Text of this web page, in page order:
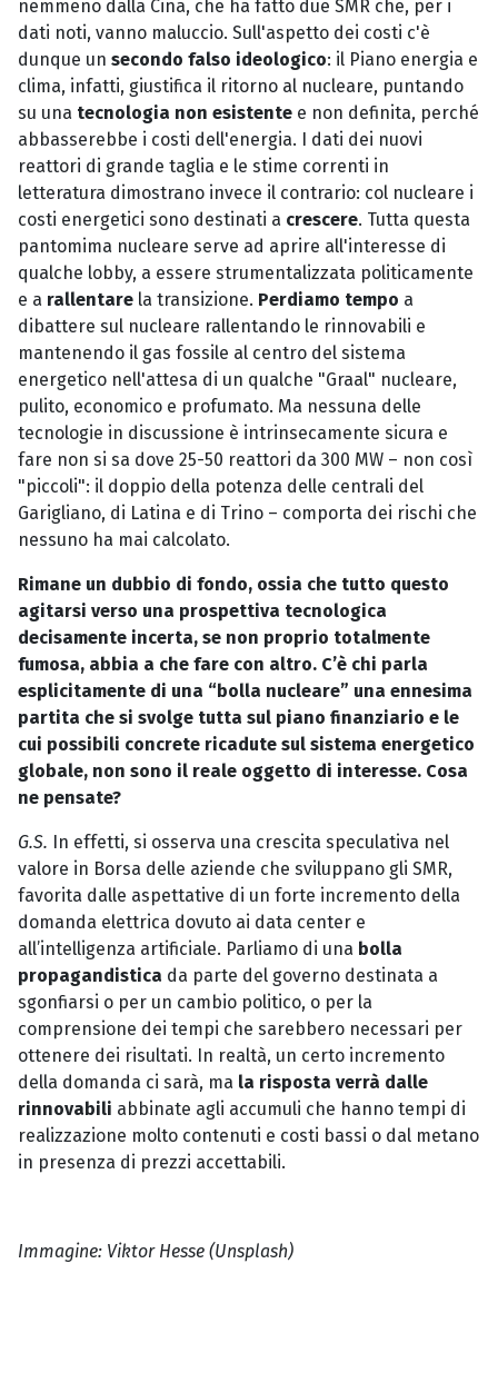
nemmeno dalla Cina, che ha fatto due SMR che, per i
dati noti, vanno maluccio. Sull'aspetto dei costi c'è
dunque un secondo falso ideologico: il Piano energia e
clima, infatti, giustifica il ritorno al nucleare, puntando
su una tecnologia non esistente e non definita, perché
abbasserebbe i costi dell'energia. I dati dei nuovi
reattori di grande taglia e le stime correnti in
letteratura dimostrano invece il contrario: col nucleare i
costi energetici sono destinati a crescere. Tutta questa
pantomima nucleare serve ad aprire all'interesse di
qualche lobby, a essere strumentalizzata politicamente
e a rallentare la transizione. Perdiamo tempo a
dibattere sul nucleare rallentando le rinnovabili e
mantenendo il gas fossile al centro del sistema
energetico nell'attesa di un qualche "Graal" nucleare,
pulito, economico e profumato. Ma nessuna delle
tecnologie in discussione è intrinsecamente sicura e
fare non si sa dove 25-50 reattori da 300 MW – non così
"piccoli": il doppio della potenza delle centrali del
Garigliano, di Latina e di Trino – comporta dei rischi che
nessuno ha mai calcolato.
Rimane un dubbio di fondo, ossia che tutto questo
agitarsi verso una prospettiva tecnologica
decisamente incerta, se non proprio totalmente
fumosa, abbia a che fare con altro. C’è chi parla
esplicitamente di una “bolla nucleare” una ennesima
partita che si svolge tutta sul piano finanziario e le
cui possibili concrete ricadute sul sistema energetico
globale, non sono il reale oggetto di interesse. Cosa
ne pensate?
G.S. In effetti, si osserva una crescita speculativa nel
valore in Borsa delle aziende che sviluppano gli SMR,
favorita dalle aspettative di un forte incremento della
domanda elettrica dovuto ai data center e
all’intelligenza artificiale. Parliamo di una bolla
propagandistica da parte del governo destinata a
sgonfiarsi o per un cambio politico, o per la
comprensione dei tempi che sarebbero necessari per
ottenere dei risultati. In realtà, un certo incremento
della domanda ci sarà, ma la risposta verrà dalle
rinnovabili abbinate agli accumuli che hanno tempi di
realizzazione molto contenuti e costi bassi o dal metano
in presenza di prezzi accettabili.
Immagine: Viktor Hesse (Unsplash)